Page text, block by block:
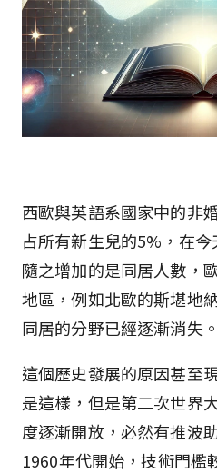
西歐與英語系國家中的非
占所有新生兒的5%，在
隨之增加的是同居人數，
地區，例如北歐的斯堪地
同居的分野已經逐漸消失。
這個歷史發展的原因甚至
是這樣，但是第二次世界
度逐漸開放，必然有推波
1960年代開始，技術門檻